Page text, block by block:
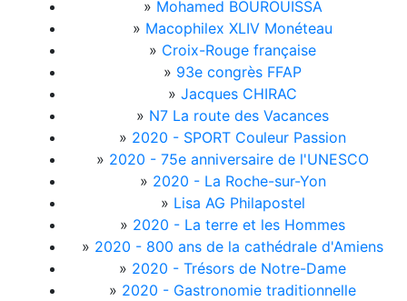
» Mohamed BOUROUISSA
» Macophilex XLIV Monéteau
» Croix-Rouge française
» 93e congrès FFAP
» Jacques CHIRAC
» N7 La route des Vacances
» 2020 - SPORT Couleur Passion
» 2020 - 75e anniversaire de l'UNESCO
» 2020 - La Roche-sur-Yon
» Lisa AG Philapostel
» 2020 - La terre et les Hommes
» 2020 - 800 ans de la cathédrale d'Amiens
» 2020 - Trésors de Notre-Dame
» 2020 - Gastronomie traditionnelle